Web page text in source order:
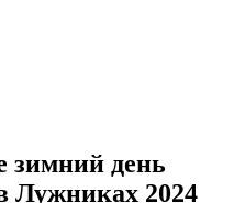
зимний день
Лужниках 2024